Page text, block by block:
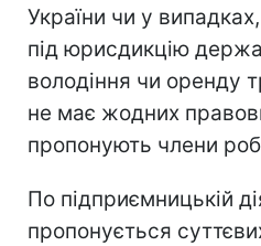
України чи у
під юрисдикцію
володіння чи оренду
не має жодних
пропонують члени
По підприємницькій
пропонується